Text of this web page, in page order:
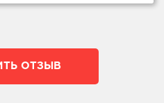
ОТЗЫВ